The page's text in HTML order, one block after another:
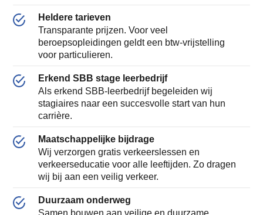
Heldere tarieven
Transparante prijzen. Voor veel
beroepsopleidingen geldt een btw-vrijstelling
voor particulieren.
Erkend SBB stage leerbedrijf
Als erkend SBB-leerbedrijf begeleiden wij
stagiaires naar een succesvolle start van hun
carrière.
Maatschappelijke bijdrage
Wij verzorgen gratis verkeerslessen en
verkeerseducatie voor alle leeftijden. Zo dragen
wij bij aan een veilig verkeer.
Duurzaam onderweg
Samen bouwen aan veilige en duurzame